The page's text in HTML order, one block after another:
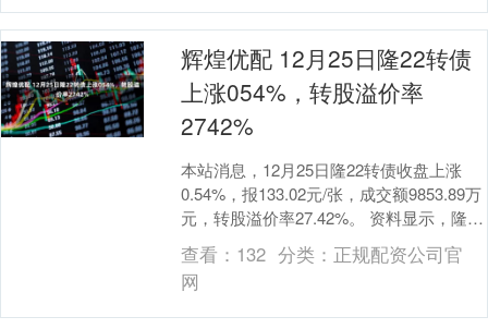
辉煌优配 12月25日隆22转债
上涨054%，转股溢价率
2742%
本站消息，12月25日隆22转债收盘上涨
0.54%，报133.02元/张，成交额9853.89万
元，转股溢价率27.42%。 资料显示，隆22
转债信用级别为“A....
查看： 132 分类： 正规配资公司官
网